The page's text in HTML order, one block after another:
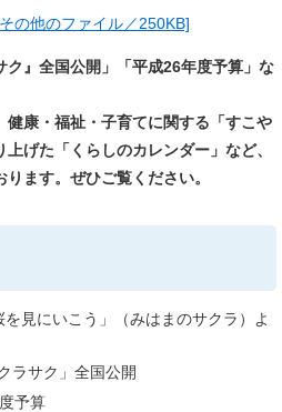
の他のファイル／250KB]
ク』全国公開」「平成26年度予算」な
康・福祉・子育てに関する「すこや
げた「くらしのカレンダー」など、
ます。ぜひご覧ください。
見にいこう」（みはまのサクラ）よ
ラサク」全国公開
予算